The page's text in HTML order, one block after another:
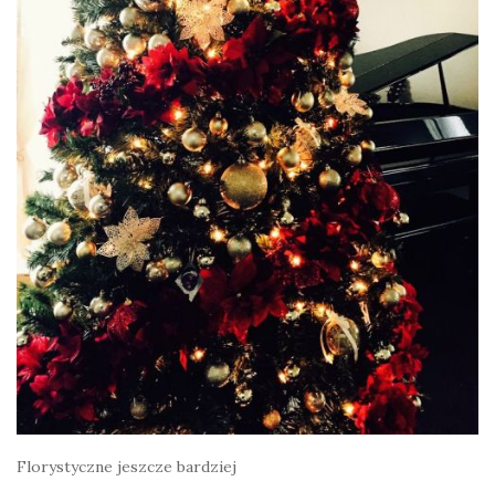
Florystyczne jeszcze bardziej